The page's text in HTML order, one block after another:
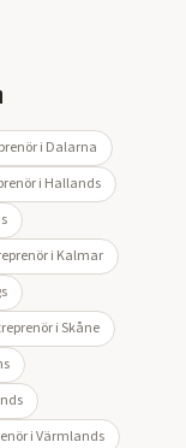
i Dalarna
i Hallands
i Kalmar
iSkåne
iVärmlands